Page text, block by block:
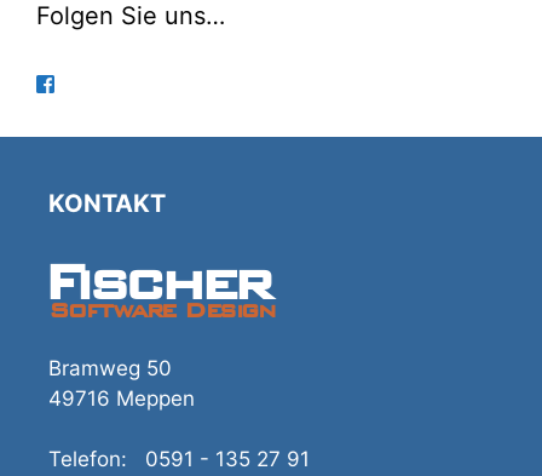
Folgen Sie uns…
KONTAKT
Fischer
Software Design
Bramweg 50
49716 Meppen
Telefon:
0591 - 135 27 91